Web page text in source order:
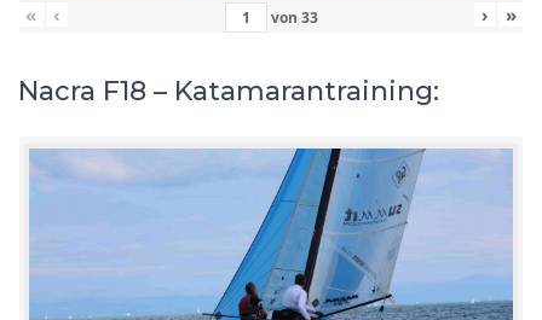
« ‹ von 33 › »
Nacra F18 – Katamarantraining: